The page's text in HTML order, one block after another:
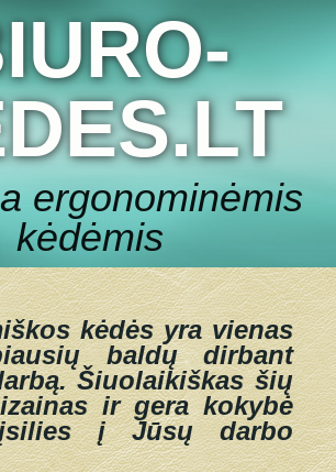
ergonominėmis
kėdėmis
kėdės yra vienas
baldų dirbant
Šiuolaikiškas šių
ir gera kokybė
į Jūsų darbo